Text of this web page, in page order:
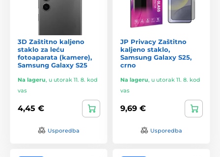
3D Zaštitno kaljeno
staklo za leću
fotoaparata (kamere),
Samsung Galaxy S25
Na lageru, u utorak 11. 8. kod
vas
4,45 €
Usporedba
JP Privacy Zaštitno
kaljeno staklo,
Samsung Galaxy S25,
crno
Na lageru, u utorak 11. 8. kod
vas
9,69 €
Usporedba